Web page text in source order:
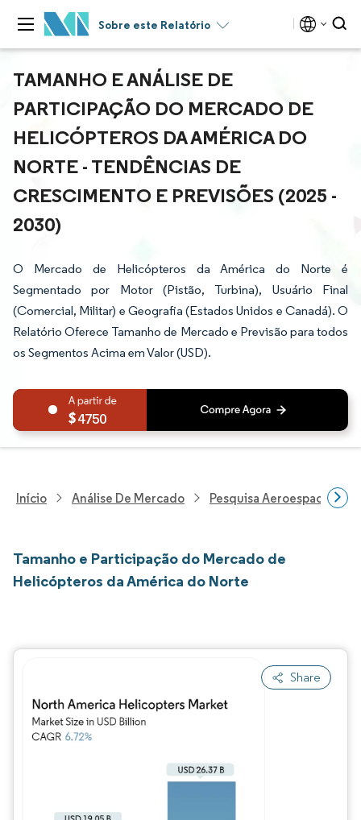
Sobre este Relatório
TAMANHO E ANÁLISE DE
PARTICIPAÇÃO DO MERCADO DE
HELICÓPTEROS DA AMÉRICA DO
NORTE - TENDÊNCIAS DE
CRESCIMENTO E PREVISÕES (2025 -
2030)
O Mercado de Helicópteros da América do Norte é
Segmentado por Motor (Pistão, Turbina), Usuário Final
(Comercial, Militar) e Geografia (Estados Unidos e Canadá). O
Relatório Oferece Tamanho de Mercado e Previsão para todos
os Segmentos Acima em Valor (USD).
4750
Início Análise De Mercado Pesquisa Aeroespacial E
Tamanho e Participação do Mercado de
Helicópteros da América do Norte
Share